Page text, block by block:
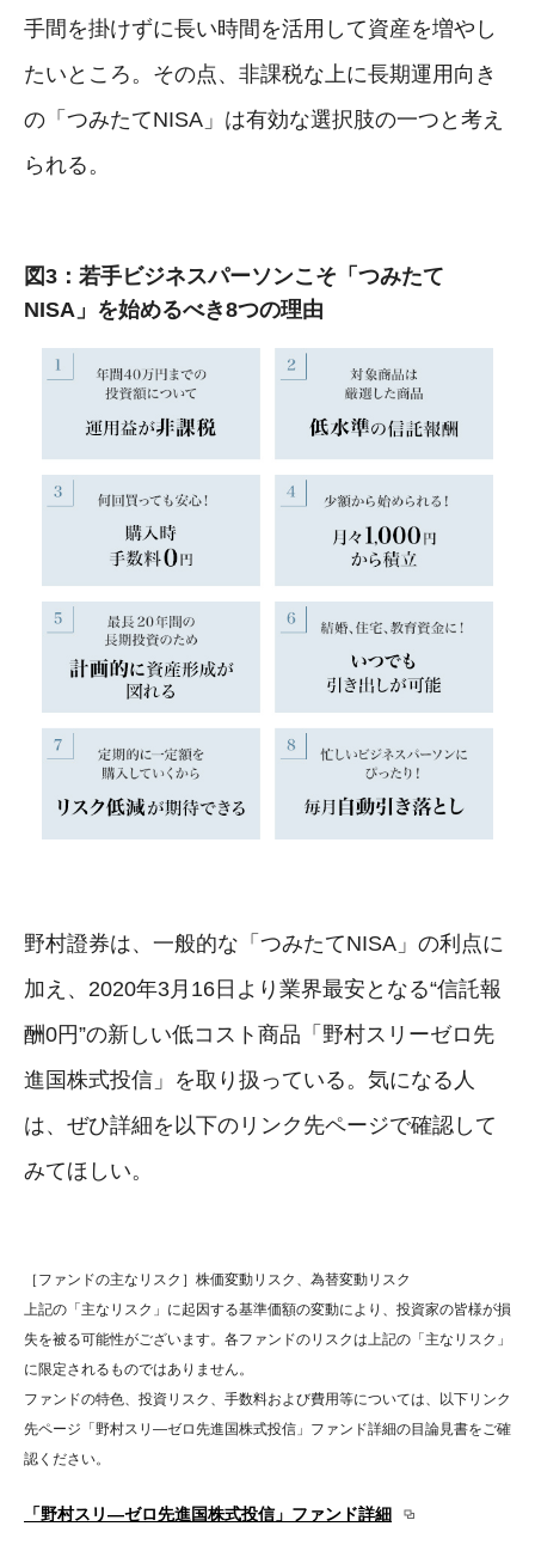
手間を掛けずに長い時間を活用して資産を増やし
たいところ。その点、非課税な上に長期運用向き
の「つみたてNISA」は有効な選択肢の一つと考え
られる。
図3：若手ビジネスパーソンこそ「つみたて
NISA」を始めるべき8つの理由
野村證券は、一般的な「つみたてNISA」の利点に
加え、2020年3月16日より業界最安となる“信託報
酬0円”の新しい低コスト商品「野村スリーゼロ先
進国株式投信」を取り扱っている。気になる人
は、ぜひ詳細を以下のリンク先ページで確認して
みてほしい。
［ファンドの主なリスク］株価変動リスク、為替変動リスク
上記の「主なリスク」に起因する基準価額の変動により、投資家の皆様が損
失を被る可能性がございます。各ファンドのリスクは上記の「主なリスク」
に限定されるものではありません。
ファンドの特色、投資リスク、手数料および費用等については、以下リンク
先ページ「野村スリ―ゼロ先進国株式投信」ファンド詳細の目論見書をご確
認ください。
「野村スリ―ゼロ先進国株式投信」ファンド詳細